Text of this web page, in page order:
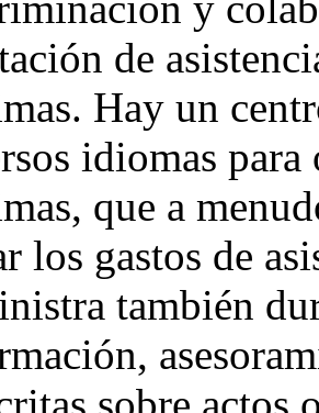
de
Hay un
idiomas para
que a
los gastos de
también